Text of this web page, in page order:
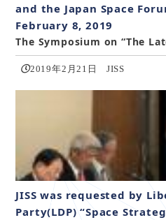
and the Japan Space
February 8, 2019
The Symposium on “The
2019年2月21日 JISS
JISS was requested by
Party(LDP) “Space